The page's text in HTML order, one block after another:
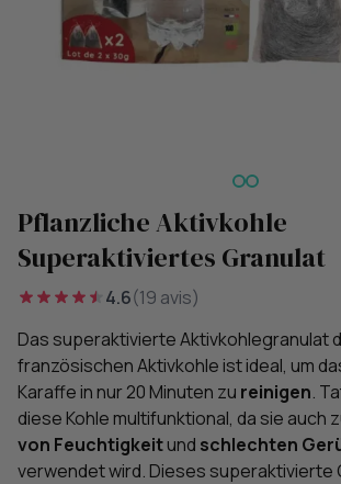
Pflanzliche Aktivkohle
Superaktiviertes Granulat
4.6(19 avis)
Das superaktivierte Aktivkohlegranulat
französischen Aktivkohle ist ideal, um
Karaffe in nur 20 Minuten zu reinigen.
diese Kohle multifunktional, da sie auch
von Feuchtigkeitund schlechten
verwendet wird. Dieses superaktivierte